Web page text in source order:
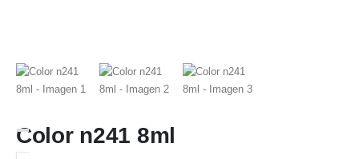
Color n241 8ml